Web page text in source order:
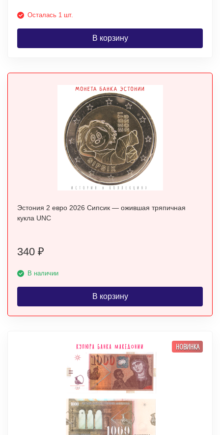
Осталась 1 шт.
В корзину
Эстония 2 евро 2026 Сипсик — ожившая тряпичная
кукла UNC
340 ₽
В наличии
В корзину
НОВИНКА